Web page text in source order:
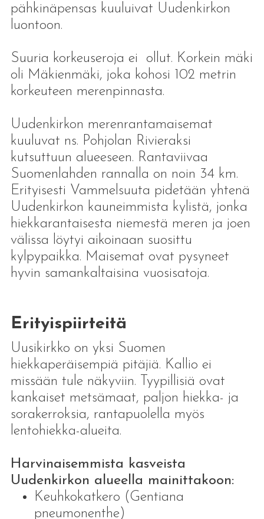
pähkinäpensas kuuluivat Uudenkirkon
luontoon.
Suuria korkeuseroja ei ollut. Korkein mäki
oli Mäkienmäki, joka kohosi 102 metrin
korkeuteen merenpinnasta.
Uudenkirkon merenrantamaisemat
kuuluvat ns. Pohjolan Rivieraksi
kutsuttuun alueeseen. Rantaviivaa
Suomenlahden rannalla on noin 34 km.
Erityisesti Vammelsuuta pidetään yhtenä
Uudenkirkon kauneimmista kylistä, jonka
hiekkarantaisesta niemestä meren ja joen
välissa löytyi aikoinaan suosittu
kylpypaikka. Maisemat ovat pysyneet
hyvin samankaltaisina vuosisatoja.
Erityispiirteitä
Uusikirkko on yksi Suomen
hiekkaperäisempiä pitäjiä. Kallio ei
missään tule näkyviin. Tyypillisiä ovat
kankaiset metsämaat, paljon hiekka- ja
sorakerroksia, rantapuolella myös
lentohiekka-alueita.
Harvinaisemmista kasveista
Uudenkirkon alueella mainittakoon:
Keuhkokatkero (Gentiana
pneumonenthe)